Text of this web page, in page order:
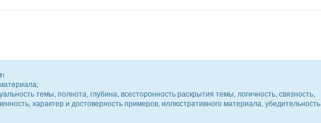
темы, полнота, глубина, всесторонность раскрытия темы, логичность, связность,
характер и достоверность примеров, иллюстративного материала, убедительность